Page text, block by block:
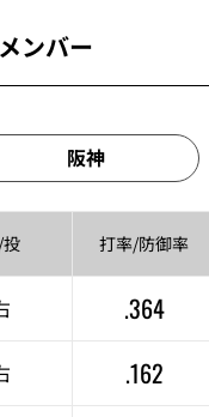
ンバー
阪神
打率/防御率
.364
.162